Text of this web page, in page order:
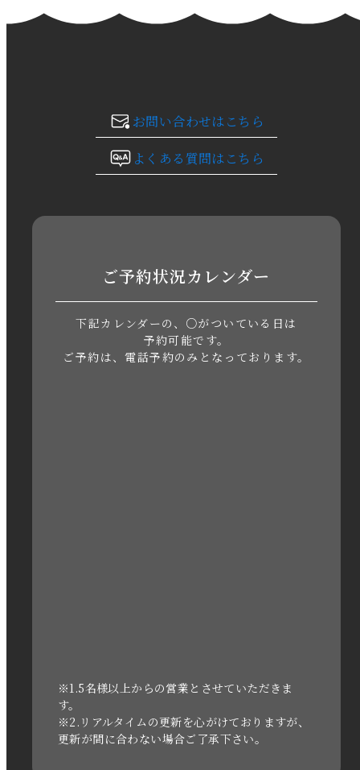
2024年1月
2023年10月
2023年8月
2023年5月
2021年3月
2020年11月
お問い合わせはこちら
よくある質問はこちら
ご予約状況カレンダー
下記カレンダーの、○がついている日は
予約可能です。
ご予約は、電話予約のみとなっております。
※1.5名様以上からの営業とさせていただきま
す。
※2.リアルタイムの更新を心がけておりますが、
更新が間に合わない場合ご了承下さい。